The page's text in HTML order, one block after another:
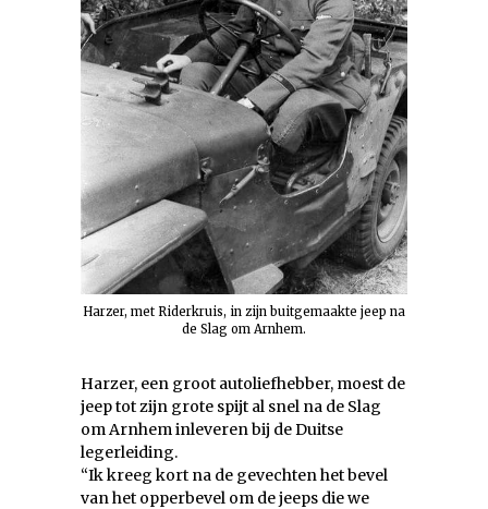
Harzer, met Riderkruis, in zijn buitgemaakte jeep na
de Slag om Arnhem.
Harzer, een groot autoliefhebber, moest de
jeep tot zijn grote spijt al snel na de Slag
om Arnhem inleveren bij de Duitse
legerleiding.
“Ik kreeg kort na de gevechten het bevel
van het opperbevel om de jeeps die we